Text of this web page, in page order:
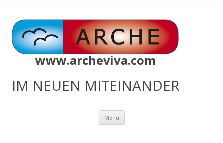
www.archeviva.com
IM NEUEN MITEINANDER
Menü Zum
springen